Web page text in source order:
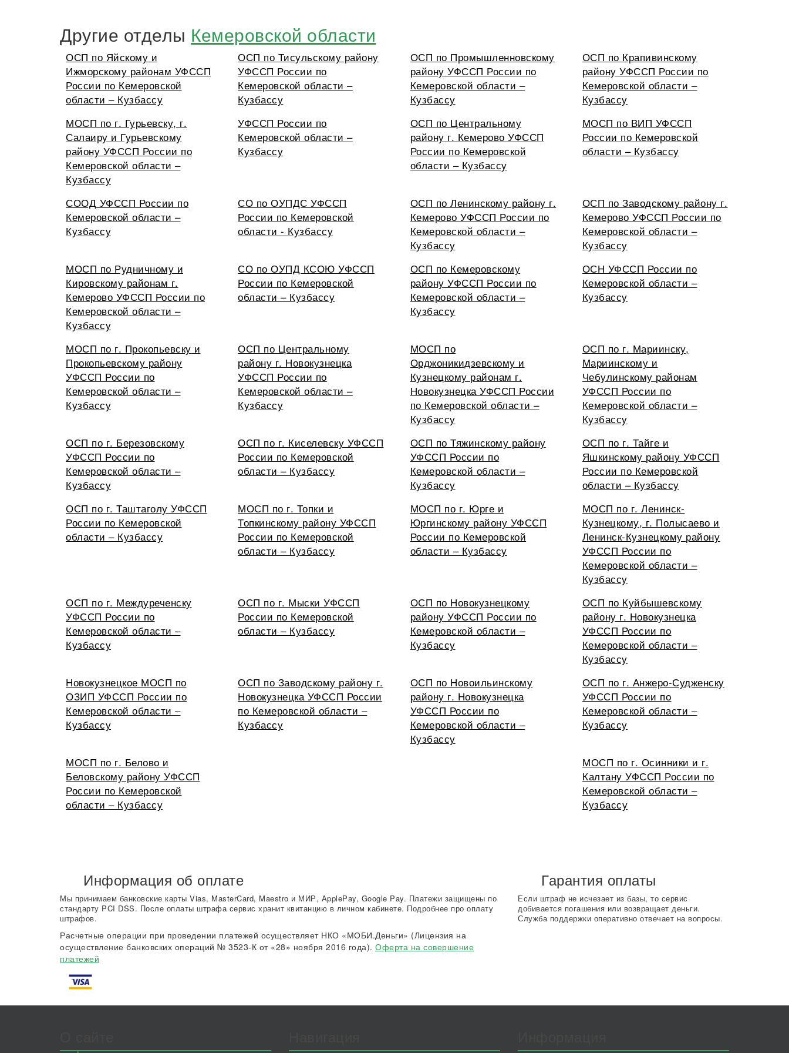
Другие отделы Кемеровской области
ОСП по Яйскому и
Ижморскому районам УФССП
России по Кемеровской
области – Кузбассу
ОСП по Тисульскому району
УФССП России по
Кемеровской области –
Кузбассу
ОСП по Промышленновскому
району УФССП России по
Кемеровской области –
Кузбассу
ОСП по Крапивинскому
району УФССП России по
Кемеровской области –
Кузбассу
МОСП по г. Гурьевску, г.
Салаиру и Гурьевскому
району УФССП России по
Кемеровской области –
Кузбассу
УФССП России по
Кемеровской области –
Кузбассу
ОСП по Центральному
району г. Кемерово УФССП
России по Кемеровской
области – Кузбассу
МОСП по ВИП УФССП
России по Кемеровской
области – Кузбассу
СООД УФССП России по
Кемеровской области –
Кузбассу
СО по ОУПДС УФССП
России по Кемеровской
области - Кузбассу
ОСП по Ленинскому району г.
Кемерово УФССП России по
Кемеровской области –
Кузбассу
ОСП по Заводскому району г.
Кемерово УФССП России по
Кемеровской области –
Кузбассу
МОСП по Рудничному и
Кировскому районам г.
Кемерово УФССП России по
Кемеровской области –
Кузбассу
СО по ОУПД КСОЮ УФССП
России по Кемеровской
области – Кузбассу
ОСП по Кемеровскому
району УФССП России по
Кемеровской области –
Кузбассу
ОСН УФССП России по
Кемеровской области –
Кузбассу
МОСП по г. Прокопьевску и
Прокопьевскому району
УФССП России по
Кемеровской области –
Кузбассу
ОСП по Центральному
району г. Новокузнецка
УФССП России по
Кемеровской области –
Кузбассу
МОСП по
Орджоникидзевскому и
Кузнецкому районам г.
Новокузнецка УФССП России
по Кемеровской области –
Кузбассу
ОСП по г. Мариинску,
Мариинскому и
Чебулинскому районам
УФССП России по
Кемеровской области –
Кузбассу
ОСП по г. Березовскому
УФССП России по
Кемеровской области –
Кузбассу
ОСП по г. Киселевску УФССП
России по Кемеровской
области – Кузбассу
ОСП по Тяжинскому району
УФССП России по
Кемеровской области –
Кузбассу
ОСП по г. Тайге и
Яшкинскому району УФССП
России по Кемеровской
области – Кузбассу
ОСП по г. Таштаголу УФССП
России по Кемеровской
области – Кузбассу
МОСП по г. Топки и
Топкинскому району УФССП
России по Кемеровской
области – Кузбассу
МОСП по г. Юрге и
Юргинскому району УФССП
России по Кемеровской
области – Кузбассу
МОСП по г. Ленинск-
Кузнецкому, г. Полысаево и
Ленинск-Кузнецкому району
УФССП России по
Кемеровской области –
Кузбассу
ОСП по г. Междуреченску
УФССП России по
Кемеровской области –
Кузбассу
ОСП по г. Мыски УФССП
России по Кемеровской
области – Кузбассу
ОСП по Новокузнецкому
району УФССП России по
Кемеровской области –
Кузбассу
ОСП по Куйбышевскому
району г. Новокузнецка
УФССП России по
Кемеровской области –
Кузбассу
Новокузнецкое МОСП по
ОЗИП УФССП России по
Кемеровской области –
Кузбассу
ОСП по Заводскому району г.
Новокузнецка УФССП России
по Кемеровской области –
Кузбассу
ОСП по Новоильинскому
району г. Новокузнецка
УФССП России по
Кемеровской области –
Кузбассу
ОСП по г. Анжеро-Судженску
УФССП России по
Кемеровской области –
Кузбассу
МОСП по г. Белово и
Беловскому району УФССП
России по Кемеровской
области – Кузбассу
МОСП по г. Осинники и г.
Калтану УФССП России по
Кемеровской области –
Кузбассу
Информация об оплате
Мы принимаем банковские карты Vias, MasterCard, Maestro и МИР, ApplePay, Google Pay. Платежи защищены по
стандарту PCI DSS. После оплаты штрафа сервис хранит квитанцию в личном кабинете. Подробнее про оплату
штрафов.
Расчетные операции при проведении платежей осуществляет НКО «МОБИ.Деньги» (Лицензия на
осуществление банковских операций № 3523-К от «28» ноября 2016 года). Оферта на совершение
платежей
Гарантия оплаты
Если штраф не исчезает из базы, то сервис
добивается погашения или возвращает деньги.
Служба поддержки оперативно отвечает на вопросы.